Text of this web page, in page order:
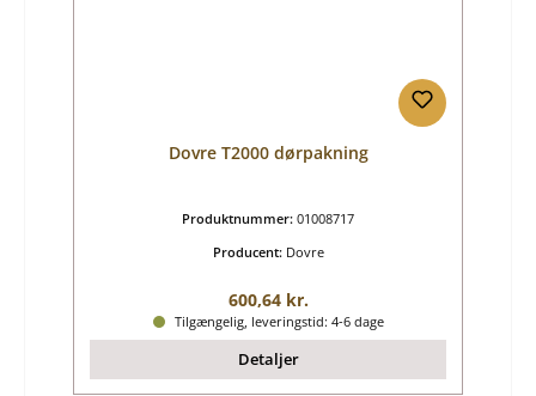
Dovre T2000 dørpakning
Produktnummer: 01008717
Producent: Dovre
Almindelig pris:
600,64 kr.
Tilgængelig, leveringstid: 4-6 dage
Detaljer